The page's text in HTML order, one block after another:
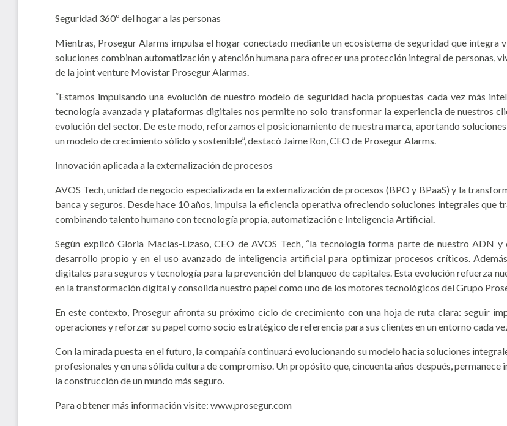
Seguridad 360º del hogar a las personas
Mientras, Prosegur Alarms impulsa el hogar conectado mediante un ecosistema de seguridad que
soluciones combinan automatización y atención humana para ofrecer una protección integral de personas,
de la joint venture Movistar Prosegur Alarmas.
“Estamos impulsando una evolución de nuestro modelo de seguridad hacia propuestas cada vez más
tecnología avanzada y plataformas digitales nos permite no solo transformar la experiencia de nuestros
evolución del sector. De este modo, reforzamos el posicionamiento de nuestra marca, aportando
un modelo de crecimiento sólido y sostenible”, destacó Jaime Ron, CEO de Prosegur Alarms.
Innovación aplicada a la externalización de procesos
AVOS Tech, unidad de negocio especializada en la externalización de procesos (BPO y BPaaS) y la
banca y seguros. Desde hace 10 años, impulsa la eficiencia operativa ofreciendo soluciones integrales que
combinando talento humano con tecnología propia, automatización e Inteligencia Artificial.
Según explicó Gloria Macías-Lizaso, CEO de AVOS Tech, “la tecnología forma parte de nuestro ADN
desarrollo propio y en el uso avanzado de inteligencia artificial para optimizar procesos críticos.
digitales para seguros y tecnología para la prevención del blanqueo de capitales. Esta evolución refuerza
en la transformación digital y consolida nuestro papel como uno de los motores tecnológicos del Grupo
En este contexto, Prosegur afronta su próximo ciclo de crecimiento con una hoja de ruta clara: seguir
operaciones y reforzar su papel como socio estratégico de referencia para sus clientes en un entorno cada
Con la mirada puesta en el futuro, la compañía continuará evolucionando su modelo hacia soluciones
profesionales y en una sólida cultura de compromiso. Un propósito que, cincuenta años después,
la construcción de un mundo más seguro.
Para obtener más información visite: www.prosegur.com